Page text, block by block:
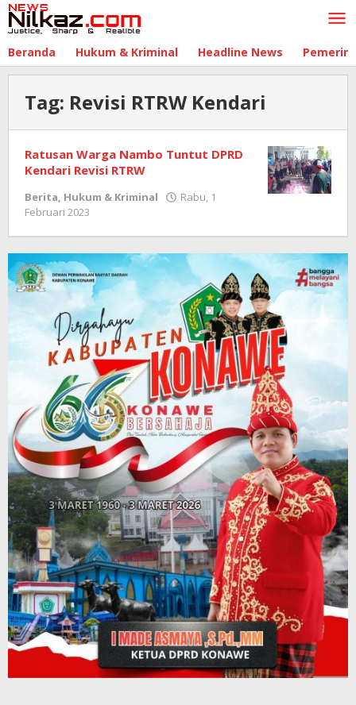
Lewati
ke
Beranda Hukum & Kriminal Headline News
Tag: Revisi RTRW Kendari
Ratusan Warga Nambo Tuntut DPRD
Kendari Revisi RTRW
Berita, Hukum & Kriminal
Rabu, 1
Februari 2023